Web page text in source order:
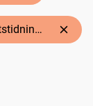
Götheborgs åttonde handels- och sjöfartstidning, dagligt annonsblad och skeppslista